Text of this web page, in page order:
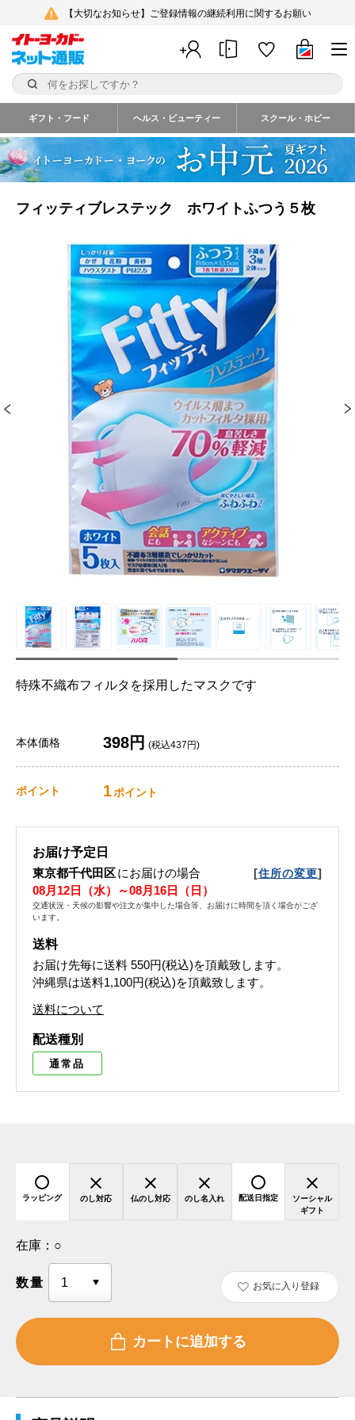
【大切なお知らせ】ご登録情報の継続利用に関するお願い
ギフト・フード ヘルス・ビューティー スクール・ホビー
フィッティブレステック ホワイトふつう５枚
特殊不織布フィルタを採用したマスクです
本体価格 398円 (税込437円)
ポイント 1ポイント
お届け予定日
東京都千代田区にお届けの場合 [住所の変更]
08月12日（水）～08月16日（日）
交通状況・天候の影響や注文が集中した場合等、お届けに時間を頂く場合がござ
います。
送料
お届け先毎に送料 550円(税込)を頂戴致します。
沖縄県は送料1,100円(税込)を頂戴致します。
送料について
配送種別
通常品
ラッピング のし対応 仏のし対応 のし名入れ 配送日指定
ソーシャル
ギフト
在庫： ○
数量 お気に入り登録